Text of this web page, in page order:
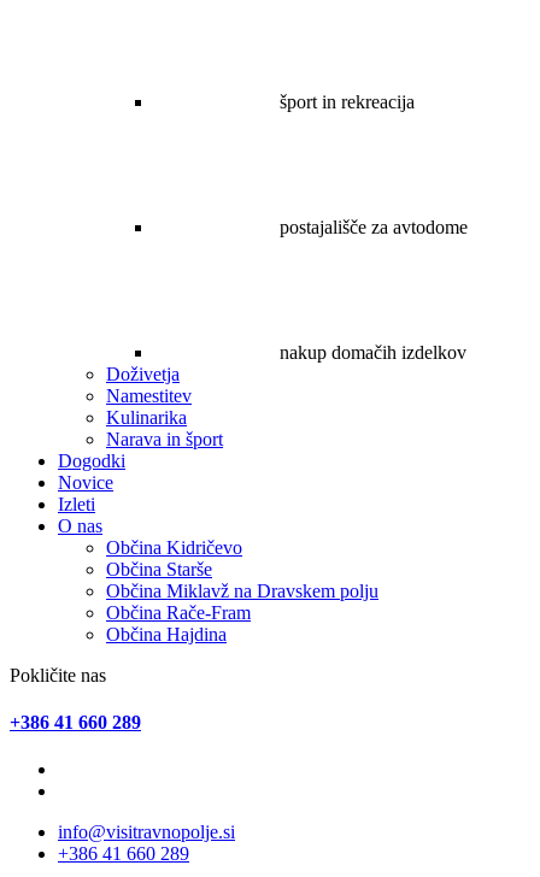
šport in rekreacija
postajališče za avtodome
nakup domačih izdelkov
Doživetja
Namestitev
Kulinarika
Narava in šport
Dogodki
Novice
Izleti
O nas
Občina Kidričevo
Občina Starše
Občina Miklavž na Dravskem polju
Občina Rače-Fram
Občina Hajdina
Pokličite nas
+386 41 660 289
info@visitravnopolje.si
+386 41 660 289